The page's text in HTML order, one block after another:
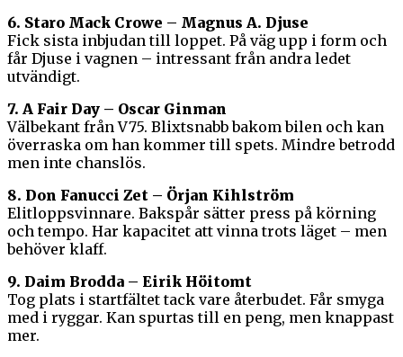
6. Staro Mack Crowe – Magnus A. Djuse
Fick sista inbjudan till loppet. På väg upp i form och
får Djuse i vagnen – intressant från andra ledet
utvändigt.
7. A Fair Day – Oscar Ginman
Välbekant från V75. Blixtsnabb bakom bilen och kan
överraska om han kommer till spets. Mindre betrodd
men inte chanslös.
8. Don Fanucci Zet – Örjan Kihlström
Elitloppsvinnare. Bakspår sätter press på körning
och tempo. Har kapacitet att vinna trots läget – men
behöver klaff.
9. Daim Brodda – Eirik Höitomt
Tog plats i startfältet tack vare återbudet. Får smyga
med i ryggar. Kan spurtas till en peng, men knappast
mer.